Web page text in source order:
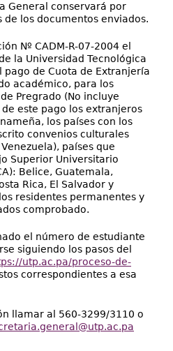
General conservará por
de los documentos enviados.
Nº CADM-R-07-2004 el
la Universidad Tecnológica
pago de Cuota de Extranjería
académico, para los
Pregrado (No incluye
este pago los extranjeros
los países con los
convenios culturales
países que
Superior Universitario
Belice, Guatemala,
Rica, El Salvador y
residentes permanentes y
comprobado.
el número de estudiante
siguiendo los pasos del
utp.ac.pa/proceso-de-
correspondientes a esa
llamar al 560-3299/3110 o